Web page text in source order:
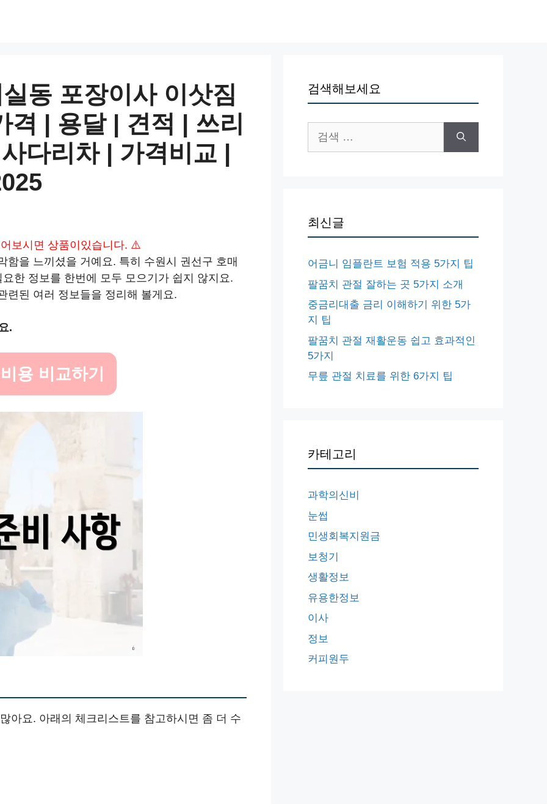
동 포장이사 이삿짐
격 | 용달 | 견적 | 쓰리
다리차 | 가격비교 |
보시면 상품이있습니다. ⚠️
함을 느끼셨을 거예요. 특히 수원시 권선구 호매
한 정보를 한번에 모두 모으기가 쉽지 않지요.
련된 여러 정보들을 정리해 볼게요.
.
용 비교하기
아요. 아래의 체크리스트를 참고하시면 좀 더 수
검색해보세요
색:
최신글
어금니 임플란트 보험 적용 5가지 팁
팔꿈치 관절 잘하는 곳 5가지 소개
중금리대출 금리 이해하기 위한 5가
지 팁
팔꿈치 관절 재활운동 쉽고 효과적인
5가지
무릎 관절 치료를 위한 6가지 팁
카테고리
과학의신비
눈썹
민생회복지원금
보청기
생활정보
유용한정보
이사
정보
커피원두